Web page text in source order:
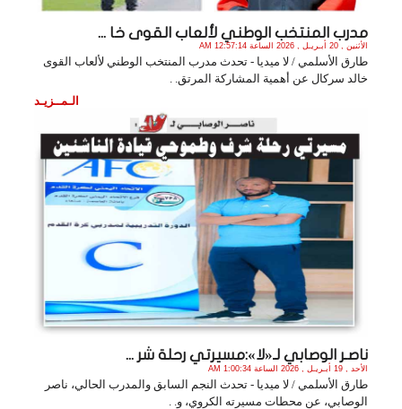
مدرب المنتخب الوطني لألعاب القوى خا ...
الأثنين , 20 أبـريـل , 2026 الساعة 12:57:14 AM
طارق الأسلمي / لا ميديا - تحدث مدرب المنتخب الوطني لألعاب القوى
خالد سركال عن أهمية المشاركة المرتق. .
الـمــزيـد
ناصـر الوصابي لـ«لا»:مسيرتي رحلة شر ...
الأحد , 19 أبـريـل , 2026 الساعة 1:00:34 AM
طارق الأسلمي / لا ميديا - تحدث النجم السابق والمدرب الحالي، ناصر
الوصابي، عن محطات مسيرته الكروي، و. .